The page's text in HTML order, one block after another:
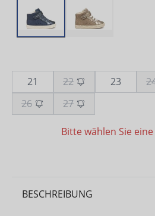
21 22 23
26
27
Bitte wählen Sie
BESCHREIBUNG